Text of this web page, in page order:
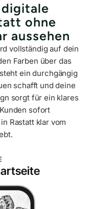
ohne
aussehen
vollständig auf dein
Farben über das
ein durchgängig
schafft und deine
sorgt für ein klares
sofort
Rastatt klar vom